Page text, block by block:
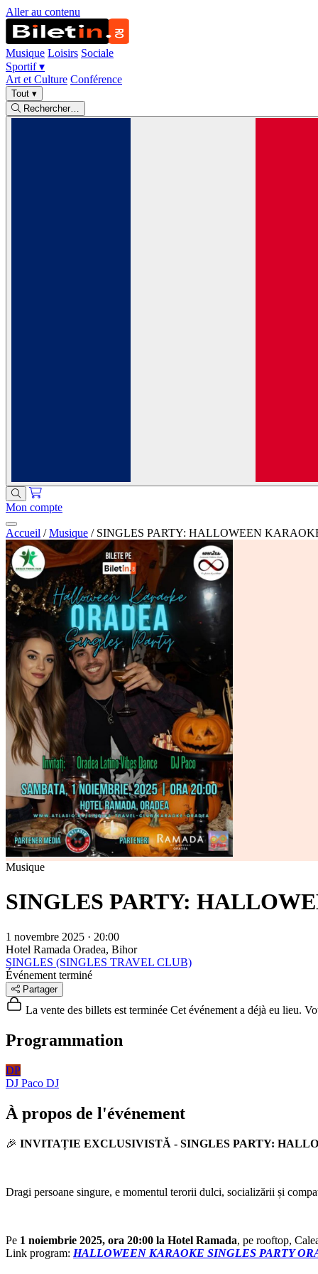
Aller au contenu
Musique Loisirs Sociale
Sportif▾
Art et Culture Conférence
Tout ▾
Rechercher…
Mon compte
Accueil / Musique / SINGLES PARTY: HALLOWEEN
Musique
SINGLES PARTY:
1 novembre 2025 · 20:00
Hotel Ramada Oradea, Bihor
SINGLES (SINGLES TRAVEL CLUB)
Événement terminé
Partager
La vente des billets est terminée Cet événement a déjà eu lieu.
Programmation
DP
DJ Paco DJ
À propos de l'événement
🎉 INVITAȚIE EXCLUSIVISTĂ - SINGLES PARTY:
Dragi persoane singure, e momentul terorii dulci, socializării și
Pe 1 noiembrie 2025, ora 20:00 la Hotel Ramada, pe rooftop,
Link program: HALLOWEEN KARAOKE SINGLES PARTY